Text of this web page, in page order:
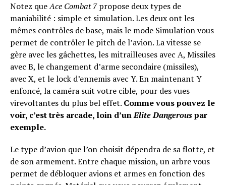
Notez queAce Combat 7propose deux types de
maniabilité : simple et simulation. Les deux ont les
mêmes contrôles de base, mais le mode Simulation vous
permet de contrôler le pitch de l’avion. La vitesse se
gère avec les gâchettes, les mitrailleuses avec A, Missiles
avec B, le changement d’arme secondaire (missiles),
avec X, et le lock d’ennemis avec Y. En maintenant Y
enfoncé, la caméra suit votre cible, pour des vues
virevoltantes du plus bel effet. Comme vous pouvez le
voir, c’est très arcade, loin d’unElite Dangerouspar
exemple.
Le type d’avion que l’on choisit dépendra de sa flotte, et
de son armement. Entre chaque mission, un arbre vous
permet de débloquer avions et armes en fonction des
Flipboard
Reddit
Whatsapp
Email